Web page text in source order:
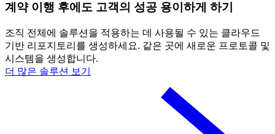
계약 이행 후에도 고객의 성공 용이하게 하기
조직 전체에 솔루션을 적용하는 데 사용될 수 있는 클라우드
기반 리포지토리를 생성하세요. 같은 곳에 새로운 프로토콜 및
시스템을 생성합니다.
더 많은 솔루션 보기